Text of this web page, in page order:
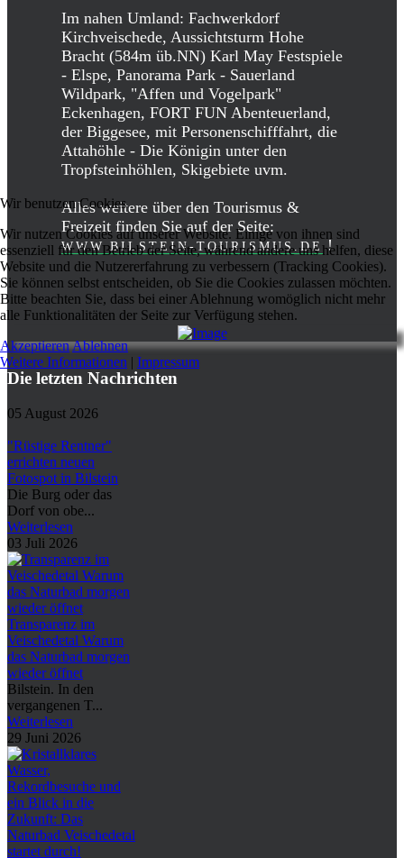
Im nahen Umland: Fachwerkdorf
Kirchveischede, Aussichtsturm Hohe
Bracht (584m üb.NN) Karl May Festspiele
- Elspe, Panorama Park - Sauerland
Wildpark, "Affen und Vogelpark"
Eckenhagen, FORT FUN Abenteuerland,
der Biggesee, mit Personenschifffahrt, die
Attahöhle - Die Königin unter den
Tropfsteinhöhlen, Skigebiete uvm.
Alles weitere über den Tourismus &
Freizeit finden Sie auf der Seite:
WWW.BILSTEIN-TOURISMUS.DE !
Die letzten Nachrichten
05 August 2026
"Rüstige Rentner"
errichten neuen
Fotospot in Bilstein
Die Burg oder das
Dorf von obe...
Weiterlesen
03 Juli 2026
Transparenz im
Veischedetal Warum
das Naturbad morgen
wieder öffnet
Bilstein. In den
vergangenen T...
Weiterlesen
29 Juni 2026
Wir benutzen Cookies
Wir nutzen Cookies auf unserer Website. Einige von ihnen sind
essenziell für den Betrieb der Seite, während andere uns helfen, diese
Website und die Nutzererfahrung zu verbessern (Tracking Cookies).
Sie können selbst entscheiden, ob Sie die Cookies zulassen möchten.
Bitte beachten Sie, dass bei einer Ablehnung womöglich nicht mehr
alle Funktionalitäten der Seite zur Verfügung stehen.
AkzeptierenAblehnen
Weitere Informationen | Impressum